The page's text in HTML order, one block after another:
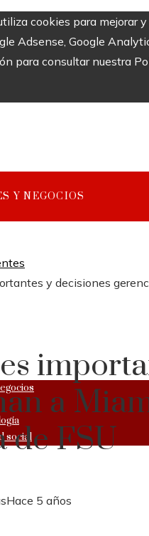
cookies para mejorar
Adsense, Google
para consultar nuestra
Y NEGOCIOS
social
y decisiones
a
de FSU
Hace 5 años